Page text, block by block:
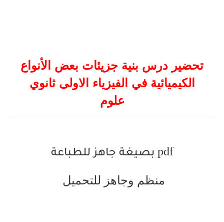
تحضير درس بنية جزيئات بعض الأنواع
الكيميائية في الفيزياء الاولى ثانوي
علوم
pdf بصيغة جاهز للطباعة
منظم وجاهز للتحميل